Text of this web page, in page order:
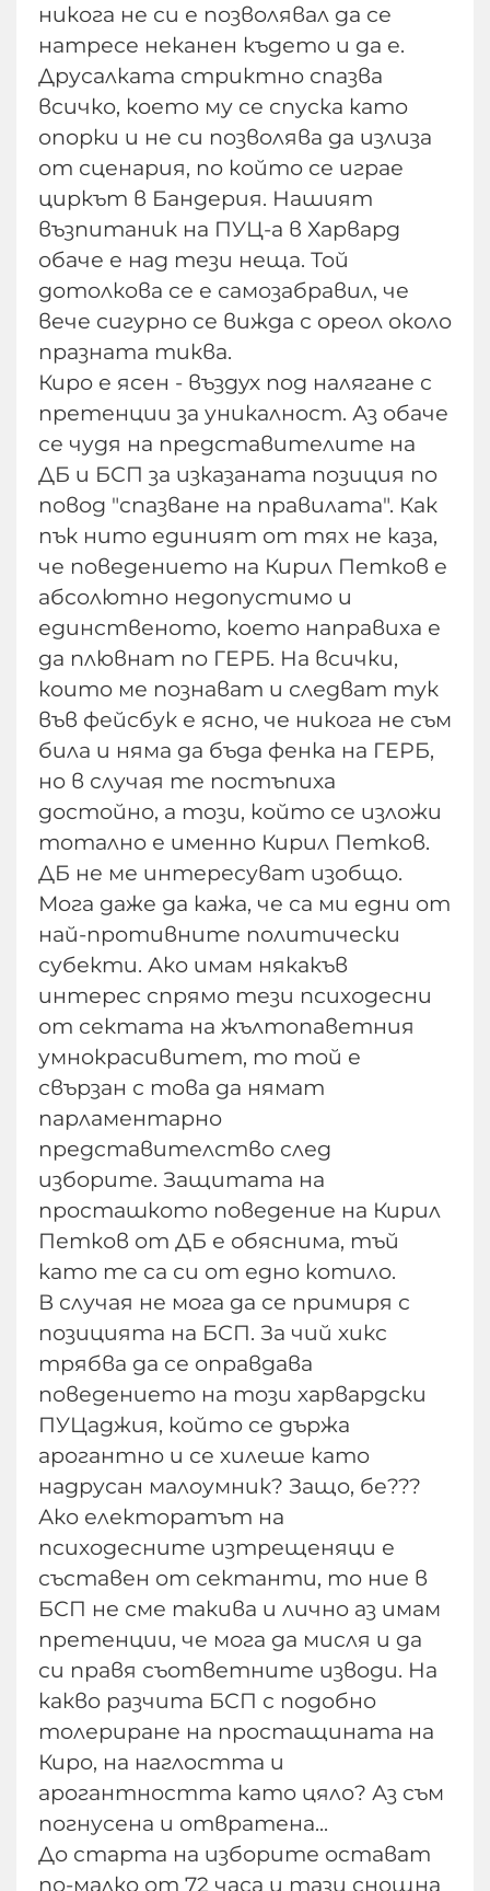
никога не си е позволявал да се
натресе неканен където и да е.
Друсалката стриктно спазва
всичко, което му се спуска като
опорки и не си позволява да излиза
от сценария, по който се играе
циркът в Бандерия. Нашият
възпитаник на ПУЦ-а в Харвард
обаче е над тези неща. Той
дотолкова се е самозабравил, че
вече сигурно се вижда с ореол около
празната тиква.
Киро е ясен - въздух под налягане с
претенции за уникалност. Аз обаче
се чудя на представителите на
ДБ и БСП за изказаната позиция по
повод "спазване на правилата". Как
пък нито единият от тях не каза,
че поведението на Кирил Петков е
абсолютно недопустимо и
единственото, което направиха е
да плювнат по ГЕРБ. На всички,
които ме познават и следват тук
във фейсбук е ясно, че никога не съм
била и няма да бъда фенка на ГЕРБ,
но в случая те постъпиха
достойно, а този, който се изложи
тотално е именно Кирил Петков.
ДБ не ме интересуват изобщо.
Мога даже да кажа, че са ми едни от
най-противните политически
субекти. Ако имам някакъв
интерес спрямо тези психодесни
от сектата на жълтопаветния
умнокрасивитет, то той е
свързан с това да нямат
парламентарно
представителство след
изборите. Защитата на
просташкото поведение на Кирил
Петков от ДБ е обяснима, тъй
като те са си от едно котило.
В случая не мога да се примиря с
позицията на БСП. За чий хикс
трябва да се оправдава
поведението на този харвардски
ПУЦаджия, който се държа
арогантно и се хилеше като
надрусан малоумник? Защо, бе???
Ако електоратът на
психодесните изтрещеняци е
съставен от сектанти, то ние в
БСП не сме такива и лично аз имам
претенции, че мога да мисля и да
си правя съответните изводи. На
какво разчита БСП с подобно
толериране на простащината на
Киро, на наглостта и
арогантността като цяло? Аз съм
погнусена и отвратена...
До старта на изборите остават
по-малко от 72 часа и тази снощна